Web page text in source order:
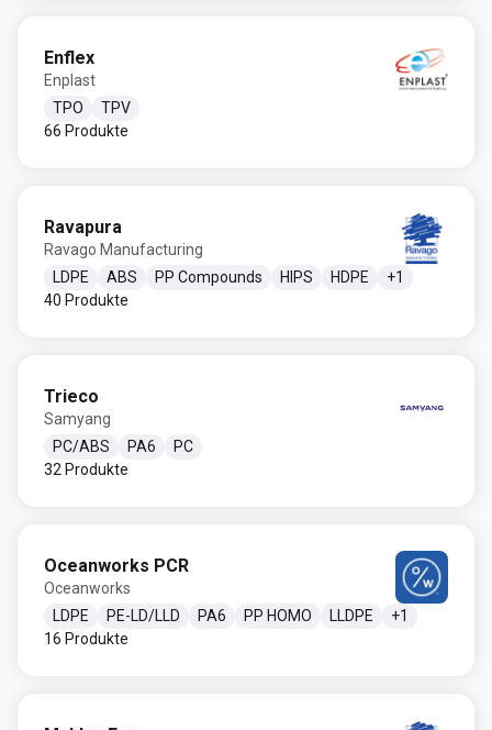
Enflex
Enplast
TPO
TPV
66 Produkte
Ravapura
Ravago Manufacturing
LDPE
ABS PP Compounds HIPS HDPE +1
40 Produkte
Trieco
Samyang
PC/ABS
PA6
PC
32 Produkte
Oceanworks PCR
Oceanworks
LDPE
PE-LD/LLD PA6 PP HOMO LLDPE +1
16 Produkte